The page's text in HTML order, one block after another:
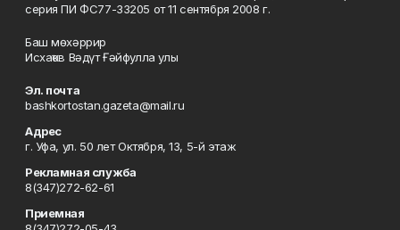
серия ПИ ФС77-33205 от 11 сентября 2008 г.
Баш мөхәррир
Исхаҡов Вәдүт Ғәйфулла улы
Эл. почта
bashkortostan.gazeta@mail.ru
Адрес
г. Уфа, ул. 50 лет Октября, 13, 5-й этаж
Рекламная служба
8(347)272-62-61
Приемная